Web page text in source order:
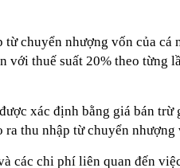
chuyển nhượng vốn của cá
với thuế suất 20% theo từng
xác định bằng giá bán trừ
thu nhập từ chuyển nhượng
các chi phí liên quan đến